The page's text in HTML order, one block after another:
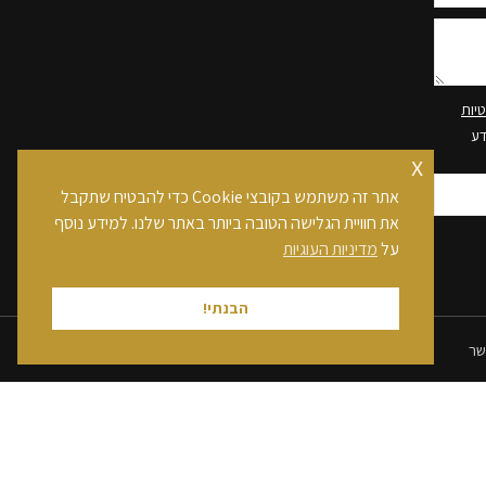
אתר זה משתמש בקובצי Cookie כדי להבטיח שתקבל
את חוויית הגלישה הטובה ביותר באתר שלנו. למידע נוסף
עלמדיניות העוגיות
הבנתי!
x